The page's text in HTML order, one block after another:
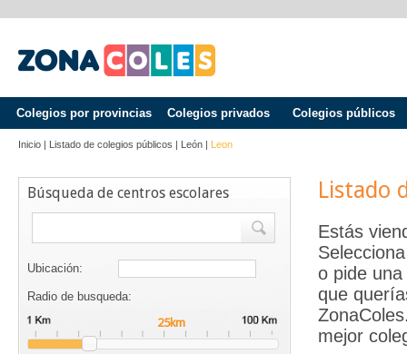
Colegios por provincias Colegios privados Colegios públicos
Inicio | Listado de colegios públicos | León | Leon
Búsqueda de centros escolares
Ubicación:
Radio de busqueda:
Listado
Estás
o pide
que
mejor